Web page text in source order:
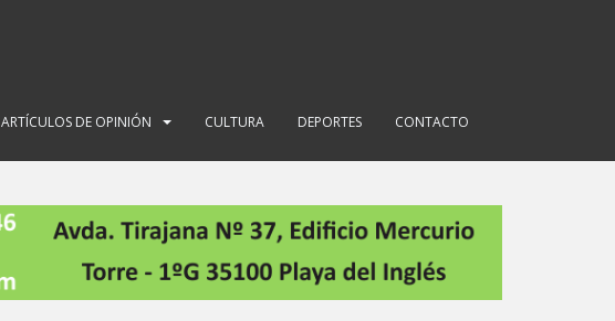
ARTÍCULOS DE OPINIÓN CULTURA DEPORTES CONTACTO